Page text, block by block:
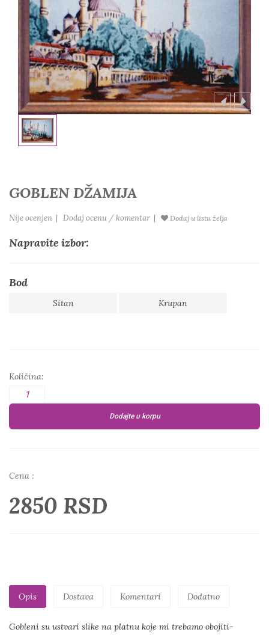
GOBLEN DŽAMIJA
Nije ocenjen | Dodaj ocenu / komentar | Dodaj u listu želja
Napravite izbor:
Bod
Sitan Krupan
Količina:
Dodajte u korpu
Cena :
2850 RSD
Opis Dostava Komentari Dodatno
Gobleni su ustvari slike na platnu koje mi trebamo obojiti-